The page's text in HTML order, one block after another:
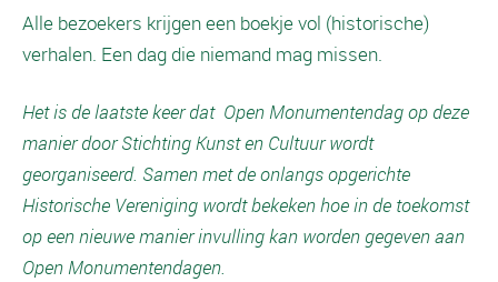
Alle bezoekers krijgen een boekje vol (historische)
verhalen. Een dag die niemand mag missen.
Het is de laatste keer dat Open Monumentendag op deze
manier door Stichting Kunst en Cultuur wordt
georganiseerd. Samen met de onlangs opgerichte
Historische Vereniging wordt bekeken hoe in de toekomst
op een nieuwe manier invulling kan worden gegeven aan
Open Monumentendagen.